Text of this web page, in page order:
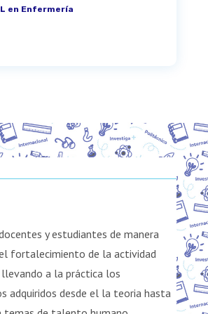
en Enfermería
y estudiantes de manera
fortalecimiento de la actividad
a la práctica los
adquiridos desde el la teoria hasta